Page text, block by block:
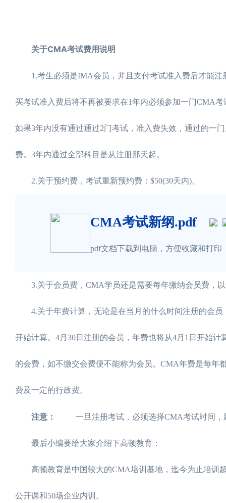
关于CMA考试费用说明
1.考生必须是IMA会员，并且支付考试准入费后才能注
买考试准入费后将不再被要求在1年内必须参加一门CMA
如果3年内没有通过通过2门考试，准入费失效，通过的一
费。3年内通过全部科目是从注册那天起。
2.关于预约费，考试重新预约费：$50(30天内)。
CMA考试新纲.pdf
pdf文档下载到电脑，方便收藏和打印
3.关于会员费，CMA学员还是需要每年缴纳会员费，以
4.关于年费计算，无论是在当月的什么时间注册的会员
开始计算。4月30日注册的会员，年费也将从4月1日开始
的会费，如不缴交会费便不能称为会员。CMA年费是每年
费及一定的行政费。
注意： 一旦注册考试，必须选择CMA考试时间，
最后小编要给大家介绍下高顿教育：
高顿教育是中国较大的CMA培训基地，迄今为止培训超
公开课和50场企业内训。